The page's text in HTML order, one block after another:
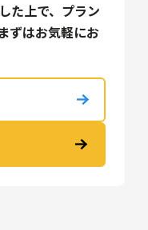
た上で、プラン
ずはお気軽にお